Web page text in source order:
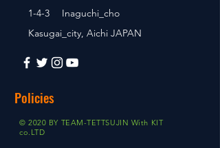
1-4-3 Inaguchi_cho
Kasugai_city, Aichi JAPAN
Policies
© 2020 BY TEAM-TETTSUJIN With KIT
co.LTD